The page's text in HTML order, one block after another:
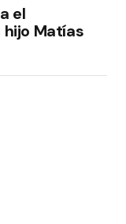
el
Matías